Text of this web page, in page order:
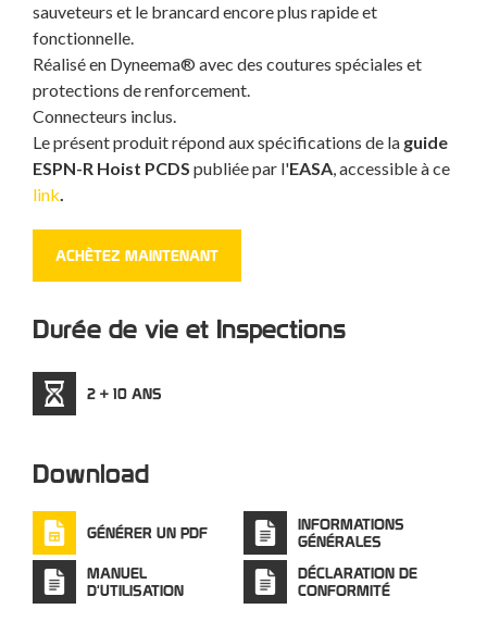
sauveteurs et le brancard encore plus rapide et
fonctionnelle.
Réalisé en Dyneema® avec des coutures spéciales et
protections de renforcement.
Connecteurs inclus.
Le présent produit répond aux spécifications de la guide
ESPN-R Hoist PCDS publiée par l'EASA, accessible à ce
link.
ACHÈTEZ MAINTENANT
Durée de vie et Inspections
2 + 10 ANS
Download
GÉNÉRER UN PDF
INFORMATIONS
GÉNÉRALES
MANUEL
D'UTILISATION
DÉCLARATION DE
CONFORMITÉ